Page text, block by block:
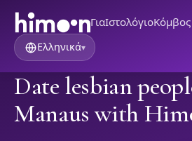
ΓιαΙστολόγιο
Ελληνικά▾
Date lesbian
Manaus with